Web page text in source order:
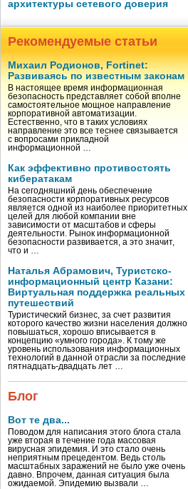
архитектуры сетевого доверия
Рекомендуемые статьи
Михаил Родионов, Fortinet:
Развиваясь по известным законам
В настоящее время информационная
безопасность представляет собой вполне
самостоятельное мощное направление
корпоративной автоматизации.
Естественно, что в таких условиях
направление это все теснее связывается
с вопросами прикладной
информационной …
Как эффективно противостоять
кибератакам
На сегодняшний день обеспечение
безопасности корпоративных ресурсов
является одной из наиболее приоритетных
целей для любой компании вне
зависимости от масштабов и сферы
деятельности. Рынок информационной
безопасности развивается, а это значит,
что и …
Наталья Абрамович, Туристско-
информационный центр Казани:
Виртуальная поддержка реальных
путешествий
Туристический бизнес, за счет развития
которого качество жизни населения должно
повышаться, хорошо вписывается в
концепцию «умного города». К тому же
уровень использования информационных
технологий в данной отрасли за последние
пятнадцать-двадцать лет …
Блог
Вот те два...
Поводом для написания этого блога стала
уже вторая в течение года массовая
вирусная эпидемия. И это стало очень
неприятным прецедентом. Ведь столь
масштабных заражений не было уже очень
давно. Впрочем, данная ситуация была
ожидаемой. Эпидемию вызвали …